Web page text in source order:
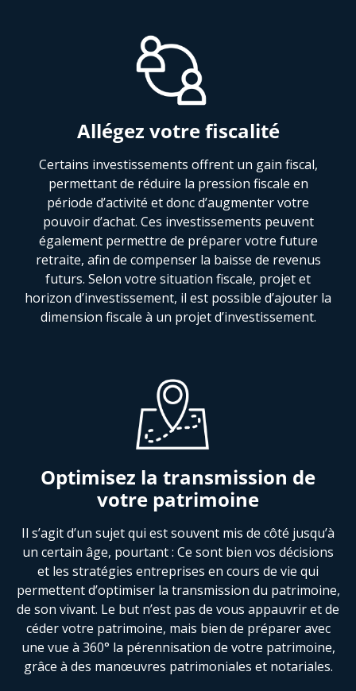
Allégez votre fiscalité
Certains investissements offrent un gain fiscal,
permettant de réduire la pression fiscale en
période d’activité et donc d’augmenter votre
pouvoir d’achat. Ces investissements peuvent
également permettre de préparer votre future
retraite, afin de compenser la baisse de revenus
futurs. Selon votre situation fiscale, projet et
horizon d’investissement, il est possible d’ajouter la
dimension fiscale à un projet d’investissement.
Optimisez la transmission de
votre patrimoine
Il s’agit d’un sujet qui est souvent mis de côté jusqu’à
un certain âge, pourtant : Ce sont bien vos décisions
et les stratégies entreprises en cours de vie qui
permettent d’optimiser la transmission du patrimoine,
de son vivant. Le but n’est pas de vous appauvrir et de
céder votre patrimoine, mais bien de préparer avec
une vue à 360° la pérennisation de votre patrimoine,
grâce à des manœuvres patrimoniales et notariales.